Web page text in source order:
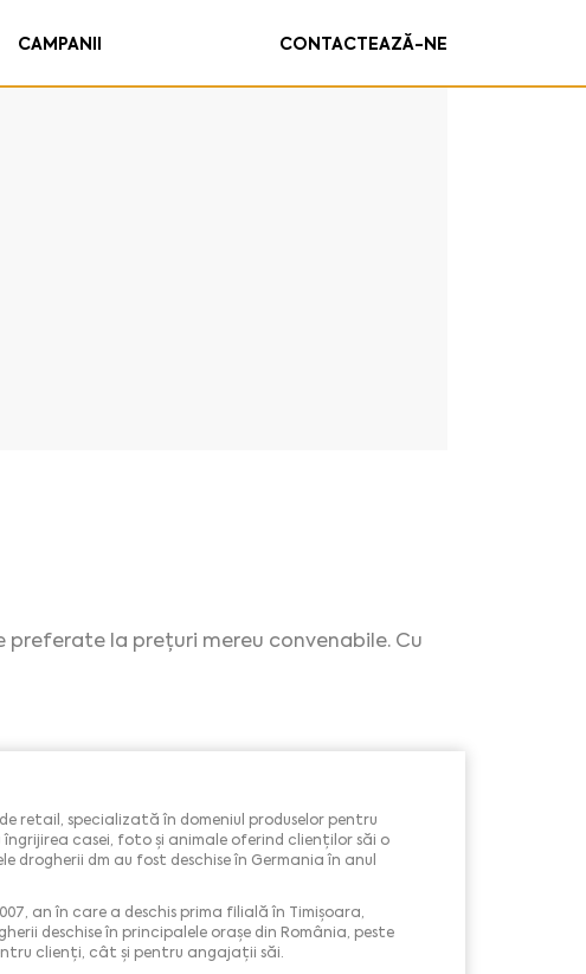
CAMPANII CONTACTEAZĂ-NE
preferate la prețuri mereu convenabile. Cu
retail, specializată în domeniul produselor pentru
casei, foto și animale oferind clienților săi o
drogherii dm au fost deschise în Germania în anul
an în care a deschis prima filială în Timişoara,
deschise în principalele orașe din România, peste
clienți, cât și pentru angajații săi.